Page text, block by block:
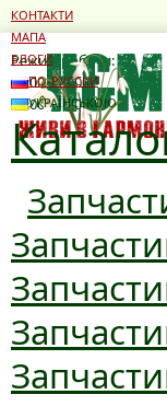
Режим роботи:
10:00 - 19:00
10:00 - 16:00
КОНТАКТИ
МАПА
БЛОГИ
ПО-РУССКИ
УКРАЇНСЬКОЮ